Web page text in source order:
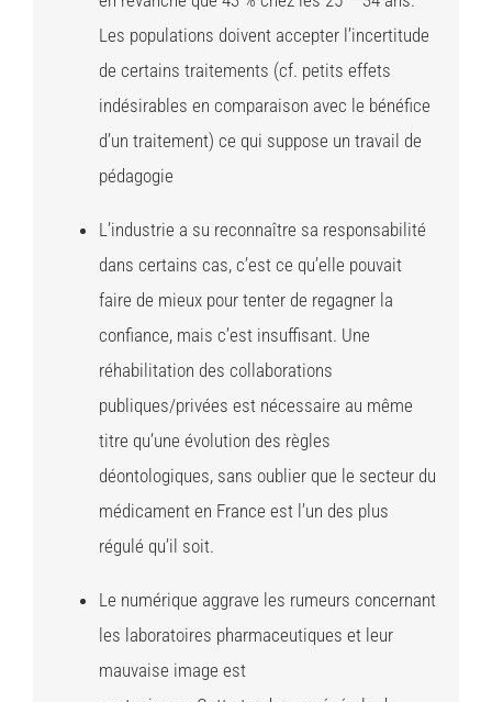
Les populations doivent accepter l’incertitude
de certains traitements (cf. petits effets
indésirables en comparaison avec le bénéfice
d’un traitement) ce qui suppose un travail de
pédagogie
L’industrie a su reconnaître sa responsabilité
dans certains cas, c’est ce qu’elle pouvait
faire de mieux pour tenter de regagner la
confiance, mais c’est insuffisant. Une
réhabilitation des collaborations
publiques/privées est nécessaire au même
titre qu’une évolution des règles
déontologiques, sans oublier que le secteur du
médicament en France est l’un des plus
régulé qu’il soit.
Le numérique aggrave les rumeurs concernant
les laboratoires pharmaceutiques et leur
mauvaise image est